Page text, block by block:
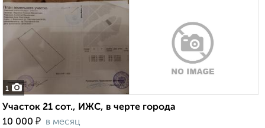
1
Участок 21 сот., ИЖС, в черте города
10 000 ₽ в месяц